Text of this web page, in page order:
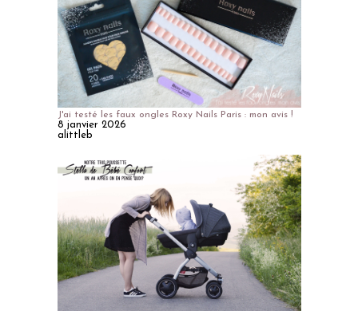
J'ai testé les faux ongles Roxy Nails Paris : mon avis !
8 janvier 2026
alittleb